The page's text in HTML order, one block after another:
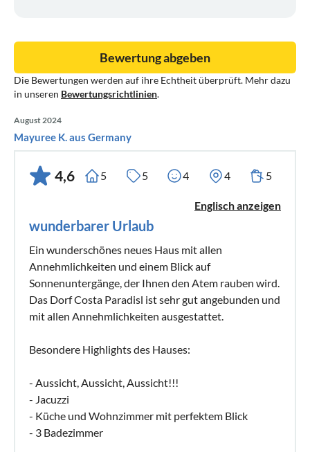
Buchungsbedingungen und Stornierungsbedingungen
Reisende, die 14 Tage vor dem Check-in stornieren, erhalten
eine 100%ige Rückerstattung des bereits gezahlten
Betrags. Bei einer Stornierung zwischen 7 und 14 Tagen vor
Antritt des Aufenthalts werden 50 % des bereits gezahlten
Betrags erstattet. Bei einer Stornierung weniger als 7 Tage
vor Beginn des gebuchten Aufenthalts erfolgt keine
Erstattung.
Mindestaufenthalt 5 Nächte
Mindestalter für die Buchung 25 Jahre
Das Rauchen ist in der Villa nicht gestattet. Auf der Terrasse
und im Innenhof ist das Rauchen erlaubt.
Tiere sind nicht erlaubt.
Gesundheit und Sicherheit:
Der Gastgeber wendet gründliche Reinigungsmaßnahmen
- Die Verwendung von Desinfektionsmitteln für die
Küchenarbeitsplatten, Schalter, Griffe und Wasserhähne.
- Alle Handtücher und Wäsche werden zwischen den
Aufenthalten mit heißem Wasser bei mindestens
Die Bewertungen werden auf ihre Echtheit überprüft. Mehr dazu
in unseren Bewertungsrichtlinien.
Bewertung abgeben
August 2024
Mayuree K. aus Germany
4,6 5 5 4 4 5
Englisch anzeigen
wunderbarer Urlaub
Ein wunderschönes neues Haus mit allen
Annehmlichkeiten und einem Blick auf
Sonnenuntergänge, der Ihnen den Atem rauben wird.
Das Dorf Costa Paradisl ist sehr gut angebunden und
mit allen Annehmlichkeiten ausgestattet.
Besondere Highlights des Hauses:
- Aussicht, Aussicht, Aussicht!!!
- Jacuzzi
- Küche und Wohnzimmer mit perfektem Blick
- 3 Badezimmer